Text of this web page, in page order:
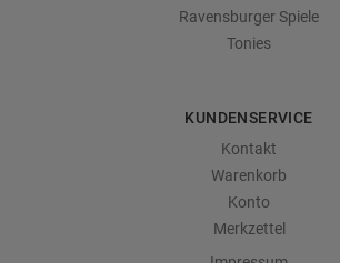
Ravensburger Spiele
Tonies
KUNDENSERVICE
Kontakt
Warenkorb
Konto
Merkzettel